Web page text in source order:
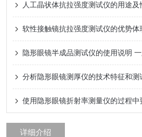
人工晶状体抗拉强度测试仪的用途及
软性接触镜抗拉强度测试仪的优势体
隐形眼镜半成品测试仪的使用说明
分析隐形眼镜测厚仪的技术特征和测
详细介绍